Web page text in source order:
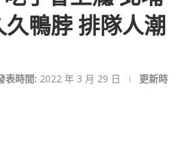
鴨脖 排隊人潮
表時間: 2022 年 3 月 29 日
更新時